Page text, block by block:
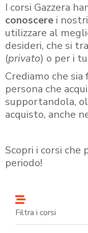
I corsi Gazzera
conoscere i
utilizzare al
desideri, che si
(privato) o per i
Crediamo che
persona che
supportandola,
acquisto, anche
Scopri i corsi che
periodo!
Filtra i corsi